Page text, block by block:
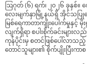
ဩဂုတ် (၆) ရက်၊ ၂၀၂၆ ခုနှစ်။
လေးမျက်နှာမြို့နယ်ရှိ အိုင်သပြုကျ
မြစ်ရေကာတာကျိုးပေါက်မှုနှင့် မို
လျက်ရှိရာ စပါးစိုက်ခင်းများ
ကုန်ပိုင်းမှ စတင်ဖြစ်ပေါ်လာသ
တောင်သူများ၏ စိုက်ပျိုးပြီးကာစ